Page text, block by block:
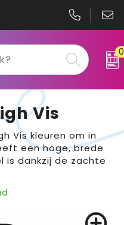
0
Vis
Vis kleuren om in
een hoge, brede
is dankzij de zachte